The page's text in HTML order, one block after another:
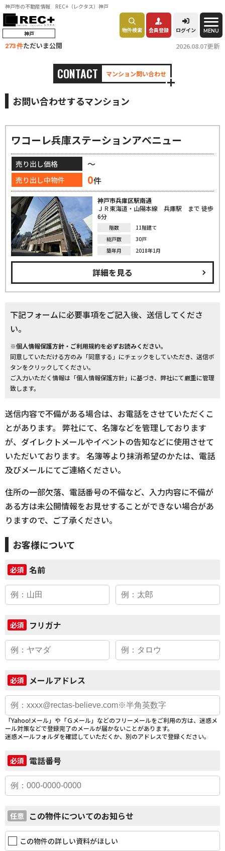
神戸市の不動産情報 REC+（レクタス）神戸
神戸 物件検索 会員登録 ログイン MENU
273 件ただいま公開 2026.08.07更新
CONTACT マンション問い合わせ
お問い合わせするマンション
ワコーレ兵庫ステーションアベニュー
売り出し価格 ～
売り出し中物件 0件
神戸市兵庫区駅南通
ＪＲ東海道・山陽本線 兵庫駅 まで 徒歩
6分
階数
11階建て
総戸数
30戸
築年月
2018年1月
詳細を見る
下記フォームに必要事項をご記入後、送信してくださ
い。
※個人情報保護方針・ご利用規約を必ずお読みください。
同意していただける方のみ「同意する」にチェックをしていただき、送信ボ
タンをクリックしてください。
ご入力いただく情報は「個人情報保護方針」に基づき、弊社にて厳重に管理
致します。
送信内容で不備がある場合は、お電話をさせていただくこ
とがあります。 弊社にて、名簿などを管理しております
が、ダイレクトメールやイベントの告知などに使用させて
いただいております。 名簿等より抹消希望のかたは、電話
及びメールにてご連絡ください。
住所の一部欠落、電話番号の不備など、入力内容に不備が
ある方は未公開情報をお見せすることができない場合があ
りますので、ご了承ください。
お客様について
必須 名前
必須 フリガナ
必須 メールアドレス
「Yahoo!メール」や「Ｇメール」などのフリーメールをご利用の方は、迷惑メ
ール対策などで登録完了のメールが届かないことがあります。
迷惑メールフォルダを確認していただくか、別のアドレスで登録ください。
必須 電話番号
任意 この物件についてのお知らせ
この物件の詳しい資料がほしい